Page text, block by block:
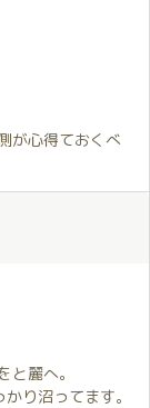
が心得ておくべ
にプロフェッシ
渡る会話の引
し。
向上心溢れる紳
麗へ。
り沼ってます。